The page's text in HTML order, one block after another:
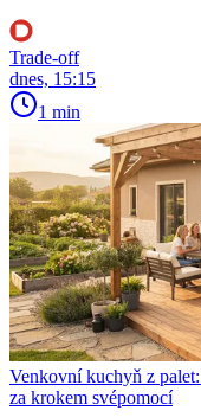
Trade-off
dnes, 15:15
1 min
Venkovní kuchyň z
za krokem svépomocí